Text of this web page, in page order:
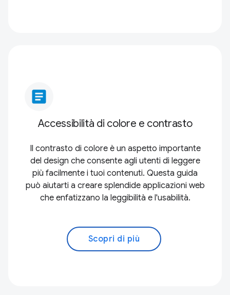
article
Accessibilità di colore e contrasto
Il contrasto di colore è un aspetto importante
del design che consente agli utenti di leggere
più facilmente i tuoi contenuti. Questa guida
può aiutarti a creare splendide applicazioni web
che enfatizzano la leggibilità e l'usabilità.
Scopri di più